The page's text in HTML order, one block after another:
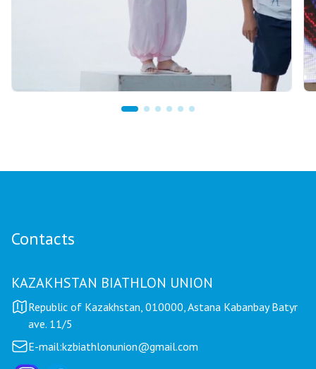
Contacts
KAZAKHSTAN BIATHLON UNION
Republic of Kazakhstan, 010000, Astana Kabanbay Batyr
ave. 11/5
E-mail:kzbiathlonunion@gmail.com